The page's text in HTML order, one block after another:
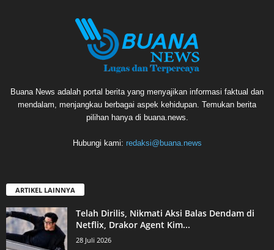
Buana News adalah portal berita yang menyajikan informasi faktual dan
mendalam, menjangkau berbagai aspek kehidupan. Temukan berita
pilihan hanya di buana.news.
Hubungi kami: redaksi@buana.news
ARTIKEL LAINNYA
Telah Dirilis, Nikmati Aksi Balas Dendam di
Netflix, Drakor Agent Kim...
28 Juli 2026